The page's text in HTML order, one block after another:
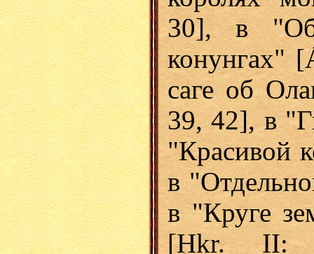
30], в
конунгах"
саге об
39, 42], в
"Красивой
в
в "Круге
[Hkr. II: